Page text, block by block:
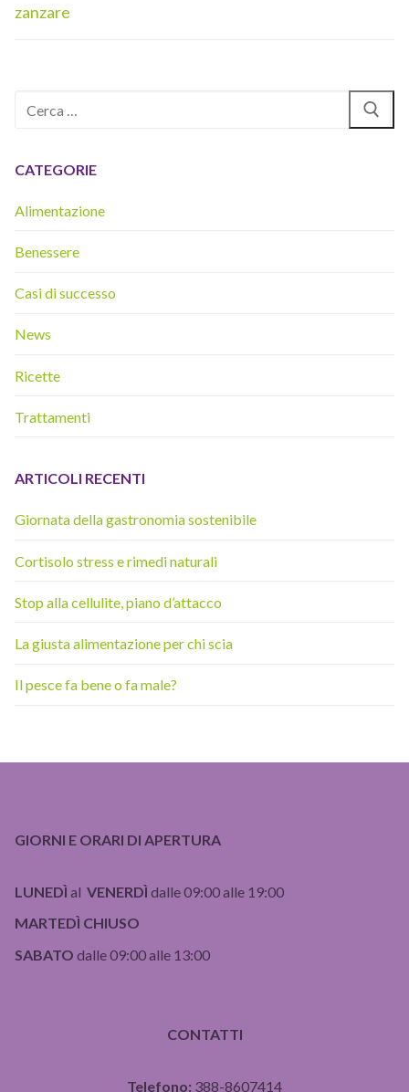
precedente:
zanzare
CATEGORIE
Alimentazione
Benessere
Casi di successo
News
Ricette
Trattamenti
ARTICOLI RECENTI
Giornata della gastronomia sostenibile
Cortisolo stress e rimedi naturali
Stop alla cellulite, piano d’attacco
La giusta alimentazione per chi scia
Il pesce fa bene o fa male?
GIORNI E ORARI DI APERTURA
LUNEDÌ al VENERDÌ dalle 09:00 alle 19:00
MARTEDÌ CHIUSO
SABATO dalle 09:00 alle 13:00
CONTATTI
Telefono: 388-8607414